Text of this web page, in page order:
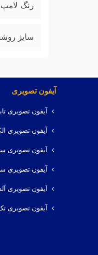
رنگ لامپ
سایز
آیفون تصویری
آیفون تصویری
آیفون تصویری
آیفون تصویری
آیفون تصویری
آیفون تصویری
آیفون تصویری